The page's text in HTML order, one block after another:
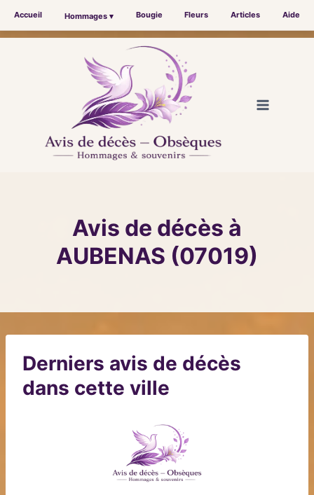
Accueil Hommages ▾ Bougie Fleurs Articles Aide
Avis de décès à
AUBENAS (07019)
Derniers avis de décès
dans cette ville